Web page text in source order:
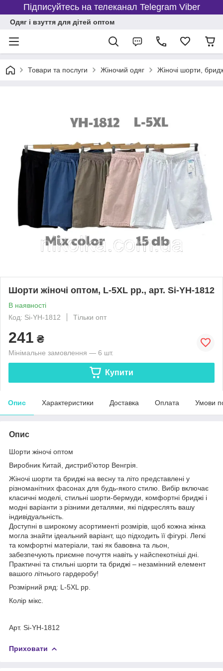
Підписуйтесь на телеканал Telegram Viber
Одяг і взуття для дітей оптом
Товари та послуги Жіночий одяг Жіночі шорти,
Шорти жіночі оптом, L-5XL рр., арт. Si-YH-1812
В наявності
Код: Si-YH-1812
Тільки опт
241 ₴
Мінімальне замовлення — 6 шт.
Купити
Опис Характеристики Доставка Оплата Умови
Опис
Шорти жіночі оптом
Виробник Китай, дистриб'ютор Венгрія.
Жіночі шорти та бриджі на весну та літо представлені у
різноманітних фасонах для будь-якого стилю. Вибір включає
класичні моделі, стильні шорти-бермуди, комфортні бриджі і
модні варіанти з різними деталями, які підкреслять вашу
індивідуальність.
Доступні в широкому асортименті розмірів, щоб кожна жінка
могла знайти ідеальний варіант, що підходить її фігурі. Легкі
та комфортні матеріали, такі як бавовна та льон,
забезпечують приємне почуття навіть у найспекотніші дні.
Практичні та стильні шорти та бриджі – незамінний елемент
вашого літнього гардеробу!
Розмірний ряд: L-5XL рр.
Колір мікс.
Арт. Si-YH-1812
Приховати